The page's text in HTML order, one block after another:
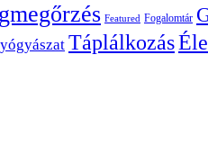
Featured Fogalomtár
Táplálkozás